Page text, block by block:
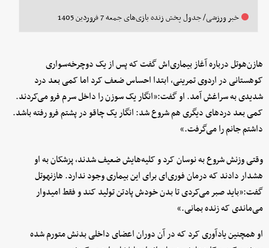
خبر ورزشی/ جدول پخش زنده بازی‌های جمعه 7 فروردین 1405
هازن‌هوتل درباره آغاز بیماری‌اش گفت که پس از یک دوچرخه‌سواری
کوهستانی در اردوی تمرینی، ابتدا احساس ضعف کرد اما کمی بعد درد
شدیدی به سراغش آمد. او گفت:«انگار یک سوزن را داخل سرم فرو می‌کردند.
کمی بعد دردهای دیگری هم شروع شد: انگار یک چاقو در پشتم فرو رفته باشد.
داشتم جانم را می‌گرفت‌.»
وقتی وزنش شروع به نوسان کرد و کلیه‌هایش ضعیف شدند، پزشکان به او
هشدار دادند که درمان فوری‌ای برای این بیماری وجود ندارد. هازنهوتل
گفت:«باید صبر می‌کردی تا بدن خودش پادتن تولید کند و فقط امیدوار
می‌ماندی که زنده بمانی.»
او همچنین یادآوری کرد که در آن دوران اعضای داخلی بدنش متورم شده